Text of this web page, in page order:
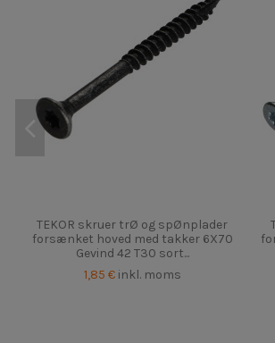
TEKOR skruer trØ og spØnplader
forsænket hoved med takker 6X70
Gevind 42 T30 sort...
1,85 € inkl. moms